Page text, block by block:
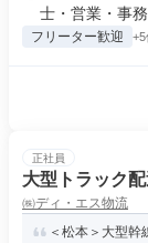
士・営業・事
フリーター歓迎 +5
正社員
大型トラック
㈱ディ・エス物流
＜松本＞大型幹